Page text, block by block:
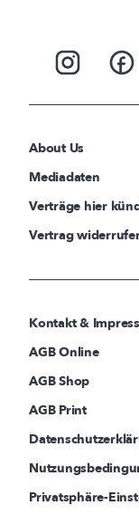
About Us
Mediadaten
Verträge hier
Vertrag
Kontakt &
AGB Online
AGB Shop
AGB Print
Privatsphäre-